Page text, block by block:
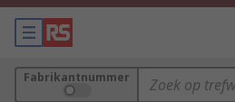
Fabrikantnummer